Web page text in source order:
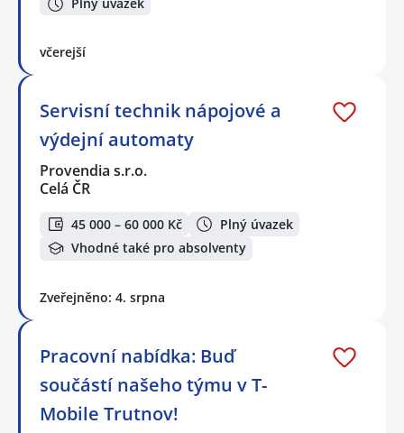
včerejší
Servisní technik nápojové a
výdejní automaty
Provendia s.r.o.
Celá ČR
45 000 – 60 000 Kč
Plný úvazek
Vhodné také pro absolventy
Zveřejněno: 4. srpna
Pracovní nabídka: Buď
součástí našeho týmu v T-
Mobile Trutnov!